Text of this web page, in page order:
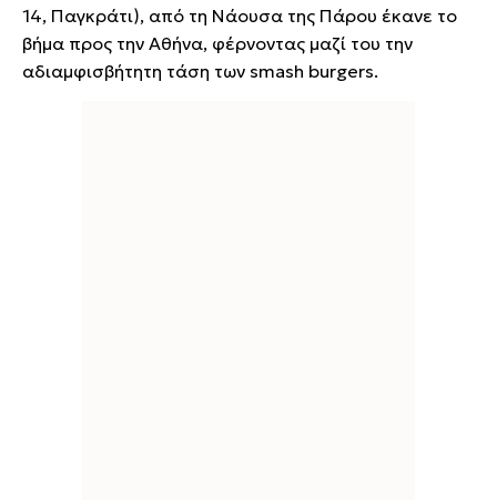
14, Παγκράτι), από τη Νάουσα της Πάρου έκανε το
βήμα προς την Αθήνα, φέρνοντας μαζί του την
αδιαμφισβήτητη τάση των smash burgers.